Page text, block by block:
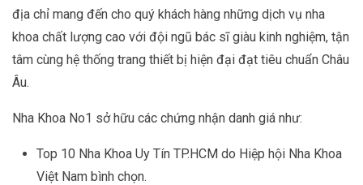
địa chỉ mang đến cho quý khách hàng những dịch vụ nha
khoa chất lượng cao với đội ngũ bác sĩ giàu kinh nghiệm, tận
tâm cùng hệ thống trang thiết bị hiện đại đạt tiêu chuẩn Châu
Âu.
Nha Khoa No1 sở hữu các chứng nhận danh giá như:
Top 10 Nha Khoa Uy Tín TP.HCM do Hiệp hội Nha Khoa
Việt Nam bình chọn.